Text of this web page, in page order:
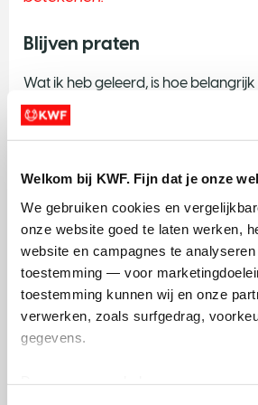
Welkom bij KWF. Fijn dat je onze
We gebruiken cookies en
onze website goed te laten werken,
website en campagnes te
toestemming — voor
toestemming kunnen wij en onze
verwerken, zoals surfgedrag,
gegevens.
Blijven praten
Wat ik heb geleerd, is hoe belangrijk
gesprek aan te gaan. Over wat je
tegenaan loopt, maar ook over de
geen taboe te zijn. 1 op de 2 mensen
zijn we bang om erover te praten?
niet weet wat je moet zeggen,
Ga het gesprek aan. Ik ben niet
kanker heeft gehad. Ik ben ook
collega.
En juist werk helpt me om dat weer